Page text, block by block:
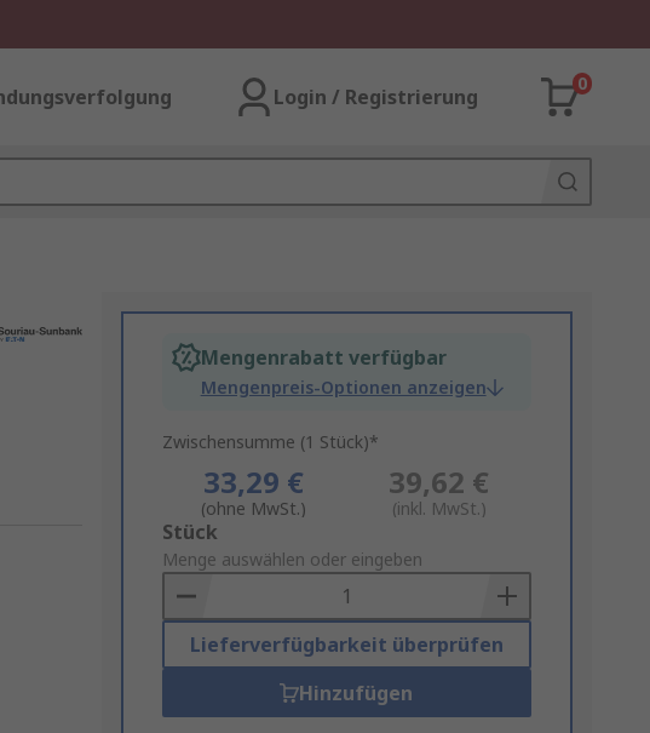
Login / Registrierung
0
Mengenrabatt verfügbar
Mengenpreis-Optionen anzeigen
Zwischensumme (1 Stück)*
33,29 €
(ohne MwSt.)
39,62 €
(inkl. MwSt.)
Add
to
Basket
Stück
Menge auswählen oder eingeben
Lieferverfügbarkeit überprüfen
Hinzufügen